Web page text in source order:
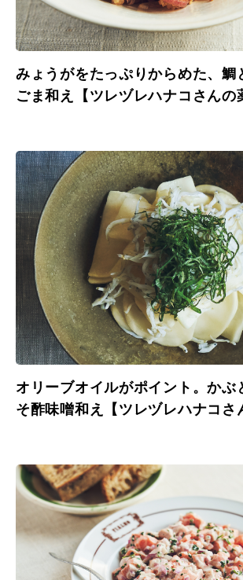
みょうがをたっぷりからめた、鯛
ごま和え【ツレヅレハナコさんの
オリーブオイルがポイント。かぶ
そ酢味噌和え【ツレヅレハナコさ